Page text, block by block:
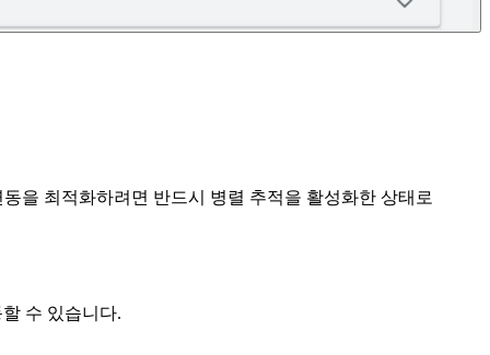
을 최적화하려면 반드시 병렬 추적을 활성화한 상태로
수 있습니다.